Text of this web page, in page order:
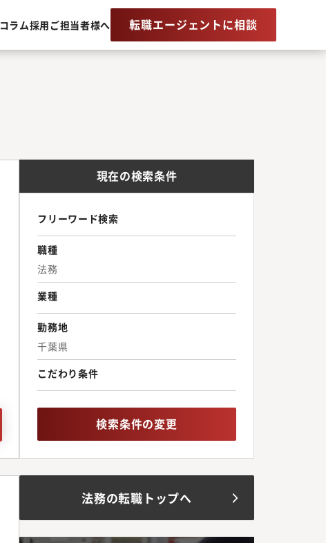
コラム採用ご担当者様へ 転職エージェントに相談
現在の検索条件
フリーワード検索
職種
法務
業種
勤務地
千葉県
こだわり条件
検索条件の変更
法務の転職トップへ